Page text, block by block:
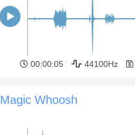
00:00:05 44100Hz
Magic Whoosh